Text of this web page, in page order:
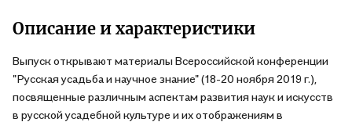
Описание и характеристики
Выпуск открывают материалы Всероссийской конференции
"Русская усадьба и научное знание" (18-20 ноября 2019 г.),
посвященные различным аспектам развития наук и искусств
в русской усадебной культуре и их отображениям в